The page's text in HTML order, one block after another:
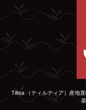
Tiltea （ティルティア）産地